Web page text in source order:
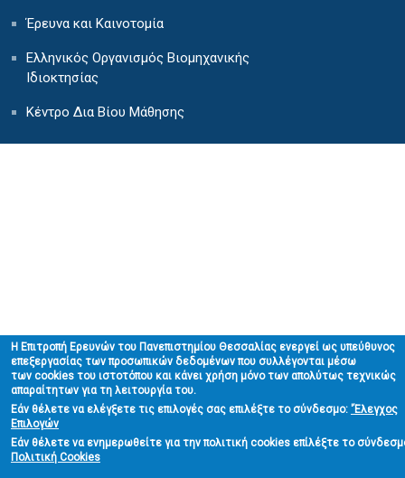
Έρευνα και Καινοτομία
Ελληνικός Οργανισμός Βιομηχανικής
Ιδιοκτησίας
Κέντρο Δια Βίου Μάθησης
H Επιτροπή Ερευνών του Πανεπιστημίου Θεσσαλίας ενεργεί ως υπεύθυνος
επεξεργασίας των προσωπικών δεδομένων που συλλέγονται μέσω
των cookies του ιστοτόπου και κάνει χρήση μόνο των απολύτως τεχνικώς
απαραίτητων για τη λειτουργία του.
Εάν θέλετε να ελέγξετε τις επιλογές σας επιλέξτε το σύνδεσμο: 'Έλεγχος
Επιλογών
Εάν θέλετε να ενημερωθείτε για την πολιτική cookies επίλέξτε το
Πολιτική Cookies